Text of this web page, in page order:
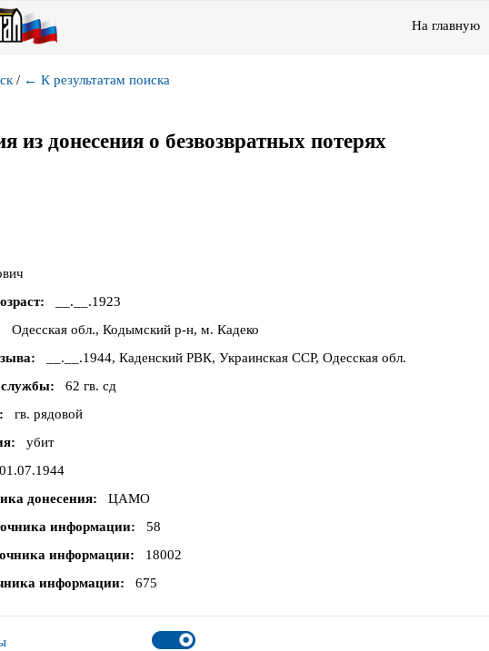
На главную
/ ← К результатам поиска
из донесения о безвозвратных потерях
__.__.1923
Одесская обл., Кодымский р-н, м. Кадеко
__.__.1944, Каденский РВК, Украинская ССР, Одесская обл.
службы
62 гв. сд
гв. рядовой
убит
01.07.1944
донесения
ЦАМО
информации
58
информации
18002
информации
675